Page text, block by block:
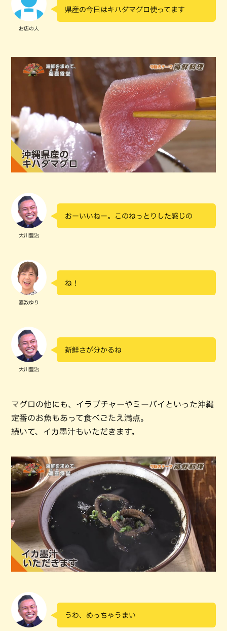
お店の人
県産の今日はキハダマグロ使ってます
大川豊治
おーいいねー。このねっとりした感じの
嘉数ゆり
ね！
大川豊治
新鮮さが分かるね
マグロの他にも、イラブチャーやミーバイといった沖縄
定番のお魚もあって食べごたえ満点。
続いて、イカ墨汁もいただきます。
うわ、めっちゃうまい